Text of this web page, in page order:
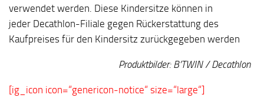
verwendet werden. Diese Kindersitze können in
jeder Decathlon-Filiale gegen Rückerstattung des
Kaufpreises für den Kindersitz zurückgegeben werden
Produktbilder: B’TWIN / Decathlon
[ig_icon icon=“genericon-notice“ size=“large“]